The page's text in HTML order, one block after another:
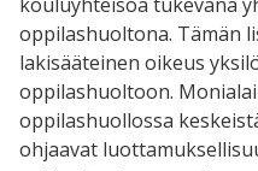
oppilashuoltona. Tämän
lakisääteinen oikeus
oppilashuoltoon.
oppilashuollossa
ohjaavat